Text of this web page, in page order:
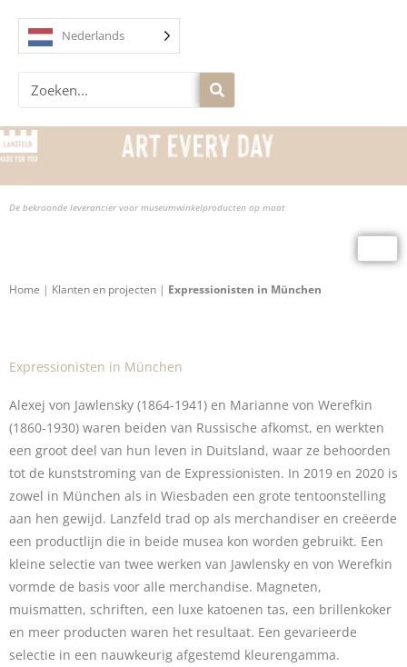
inhoud
Nederlands
Zoek
De bekroonde leverancier voor museumwinkelproducten op maat
Home | Klanten en projecten | Expressionisten in München
Expressionisten in München
Alexej von Jawlensky (1864-1941) en Marianne von Werefkin
(1860-1930) waren beiden van Russische afkomst, en werkten
een groot deel van hun leven in Duitsland, waar ze behoorden
tot de kunststroming van de Expressionisten. In 2019 en 2020 is
zowel in München als in Wiesbaden een grote tentoonstelling
aan hen gewijd. Lanzfeld trad op als merchandiser en creëerde
een productlijn die in beide musea kon worden gebruikt. Een
kleine selectie van twee werken van Jawlensky en von Werefkin
vormde de basis voor alle merchandise. Magneten,
muismatten, schriften, een luxe katoenen tas, een brillenkoker
en meer producten waren het resultaat. Een gevarieerde
selectie in een nauwkeurig afgestemd kleurengamma.